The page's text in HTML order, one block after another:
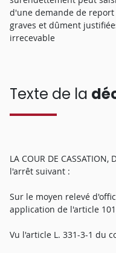
d'une demande de
graves et dûment
irrecevable
Texte de la
LA COUR DE CASSATION,
l'arrêt suivant :
Sur le moyen relevé
application de l'article
Vu l'article L. 331-3-1 du